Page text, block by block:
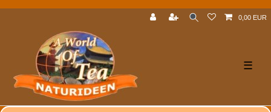
0,00 EUR
☰